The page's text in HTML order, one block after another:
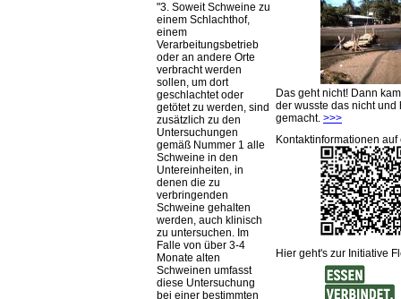
3. Soweit Schweine zu
einem Schlachthof,
einem
Verarbeitungsbetrieb
oder an andere Orte
verbracht werden
sollen, um dort
geschlachtet oder
getötet zu werden, sind
zusätzlich zu den
Untersuchungen
gemäß Nummer 1 alle
Schweine in den
Untereinheiten, in
denen die zu
verbringenden
Schweine gehalten
werden, auch klinisch
zu untersuchen. Im
Falle von über 3-4
Monate alten
Schweinen umfasst
diese Untersuchung
bei einer bestimmten
Das geht nicht! Dann
der wusste das nicht und
gemacht. >>>
Kontaktinformationen
Hier geht's zur Initiative